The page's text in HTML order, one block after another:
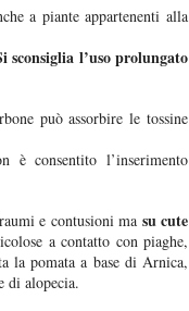
a piante appartenenti alla
sconsiglia l’uso prolungato
può assorbire le tossine
consentito l’inserimento
e contusioni ma su cute
a contatto con piaghe,
la pomata a base di Arnica,
di alopecia.